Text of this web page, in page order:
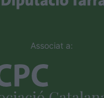
Associat a: